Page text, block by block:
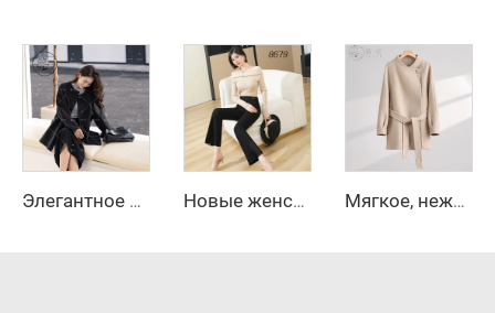
Элегантное женское зимнее стёганое шерстяное пальто с застёжкой из кашемира, с логотипом, базовый цвет, новая коллекция Новые женские формальные офисные брюки, женские рабочие повседневные брюки-леггинсы с карманами, расширенные к низу Мягкое, нежное пальто из шерсти с воротником-стойкой, пояс на талии, льстящее фигуре, средней длины, шерстяное пальто